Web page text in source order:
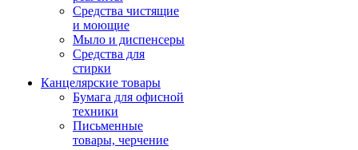
Средства чистящие
и моющие
Мыло и диспенсеры
Средства для
стирки
Канцелярские товары
Бумага для офисной
техники
Письменные
товары, черчение